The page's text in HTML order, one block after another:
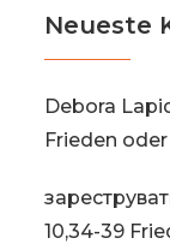
Neueste
Debora
Frieden
10,34-39